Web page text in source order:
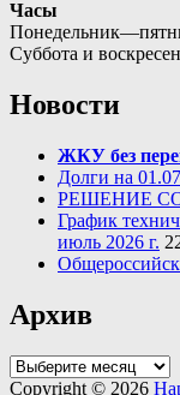
Часы
Суббота и
Новости
ЖКУ без
Долги на
РЕШЕНИЕ
График
июль 2026 г.
Архив
Архив
Copyright © 2026